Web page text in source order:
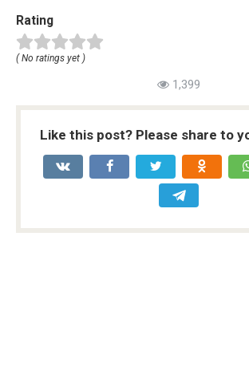
Rating
( No ratings yet )
1,399
Like this post? Please share to